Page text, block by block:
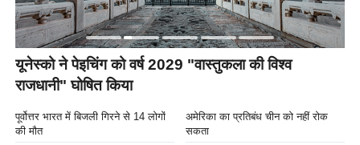
यूनेस्को ने पेइचिंग को वर्ष 2029 "वास्तुकला की विश्व
राजधानी" घोषित किया
पूर्वोत्तर भारत में बिजली गिरने से 14 लोगों
की मौत
अमेरिका का प्रतिबंध चीन को नहीं रोक
सकता